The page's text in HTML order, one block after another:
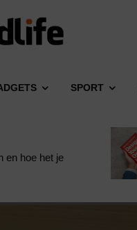
SPORT
en hoe het je